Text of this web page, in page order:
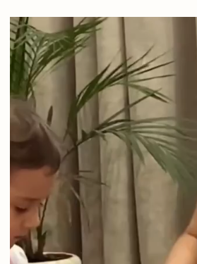
Все понятно, прозрачно. Смета
всё расписано детально,
а не обычное в стройке «итого»,
когда не знаешь за что платишь
Порядочность, честность,
внимание к тебе как к человеку
Уважительное отношение,
никакого панибратства,
тыкания, попыток прогнуть
КЛИЕНТЫ ПРИ
СТРОИТЕЛЬСТВЕ
ДОМА С НАМИ